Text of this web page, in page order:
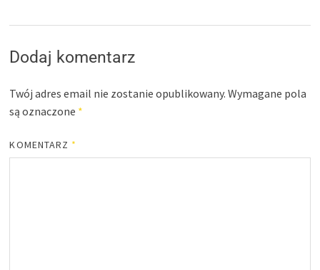
Dodaj komentarz
Twój adres email nie zostanie opublikowany. Wymagane pola
są oznaczone *
KOMENTARZ *